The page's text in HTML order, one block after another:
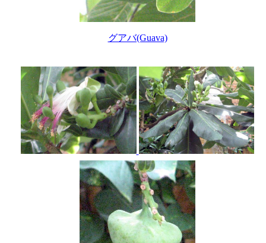
グアバ(Guava)